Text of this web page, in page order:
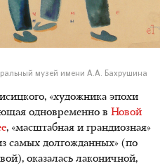
музей имени А.А. Бахрушина
«художника эпохи
одновременно в Новой
, «масштабная и грандиозная»
самых долгожданных» (по
оказалась лаконичной,